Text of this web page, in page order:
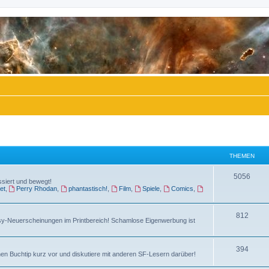
THEMEN
und bewegt!
, Perry Rhodan phantastisch! Film Spiele, Comics
5056
e
e
Neuerscheinungen im Printbereich! Schamlose Eigenwerbung ist
812T
Buchtip kurz vor und diskutiere mit anderen SF-Lesern darüber!
394T